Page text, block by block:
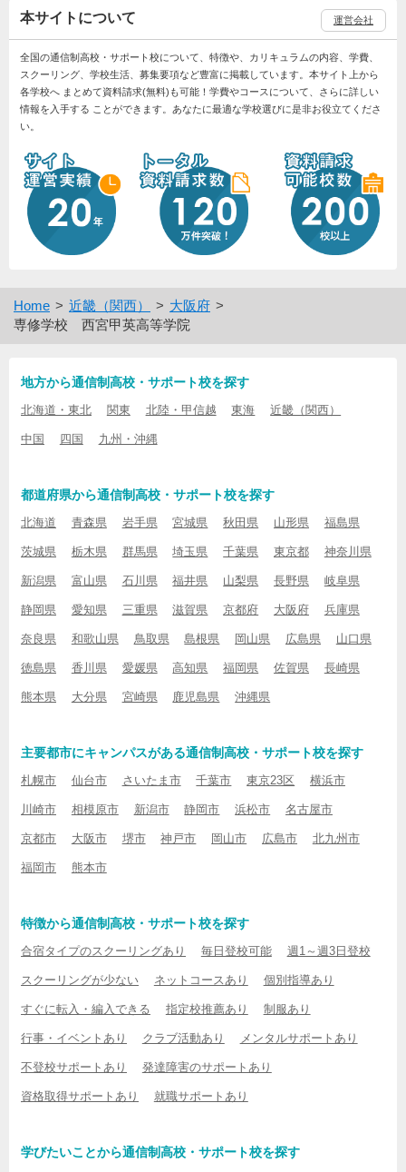
本サイトについて 運営会社
全国の通信制高校・サポート校について、特徴や、カリキュラムの内容、学費、
スクーリング、学校生活、募集要項など豊富に掲載しています。本サイト上から
各学校へ まとめて資料請求(無料)も可能！学費やコースについて、さらに詳しい
情報を入手する ことができます。あなたに最適な学校選びに是非お役立てくださ
い。
Home 近畿（関西）
大阪府
専修学校 西宮甲英高等学院
地方から通信制高校・サポート校を探す
北海道・東北 関東 北陸・甲信越 東海 近畿（関西）
中国 四国 九州・沖縄
都道府県から通信制高校・サポート校を探す
北海道 青森県 岩手県 宮城県 秋田県 山形県 福島県
茨城県 栃木県 群馬県 埼玉県 千葉県 東京都 神奈川県
新潟県 富山県 石川県 福井県 山梨県 長野県 岐阜県
静岡県 愛知県 三重県 滋賀県 京都府 大阪府 兵庫県
奈良県 和歌山県 鳥取県 島根県 岡山県 広島県 山口県
徳島県 香川県 愛媛県 高知県 福岡県 佐賀県 長崎県
熊本県 大分県 宮崎県 鹿児島県 沖縄県
主要都市にキャンパスがある通信制高校・サポート校を探す
札幌市 仙台市 さいたま市 千葉市 東京23区 横浜市
川崎市 相模原市 新潟市 静岡市 浜松市 名古屋市
京都市 大阪市 堺市 神戸市 岡山市 広島市 北九州市
福岡市 熊本市
特徴から通信制高校・サポート校を探す
合宿タイプのスクーリングあり 毎日登校可能 週1～週3日登校
スクーリングが少ない ネットコースあり 個別指導あり
すぐに転入・編入できる 指定校推薦あり 制服あり
行事・イベントあり クラブ活動あり メンタルサポートあり
不登校サポートあり 発達障害のサポートあり
資格取得サポートあり 就職サポートあり
学びたいことから通信制高校・サポート校を探す